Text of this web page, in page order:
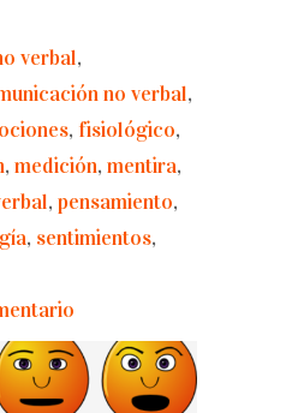
verbal,
no verbal,
, fisiológico,
, medición, mentira,
, pensamiento,
, sentimientos,